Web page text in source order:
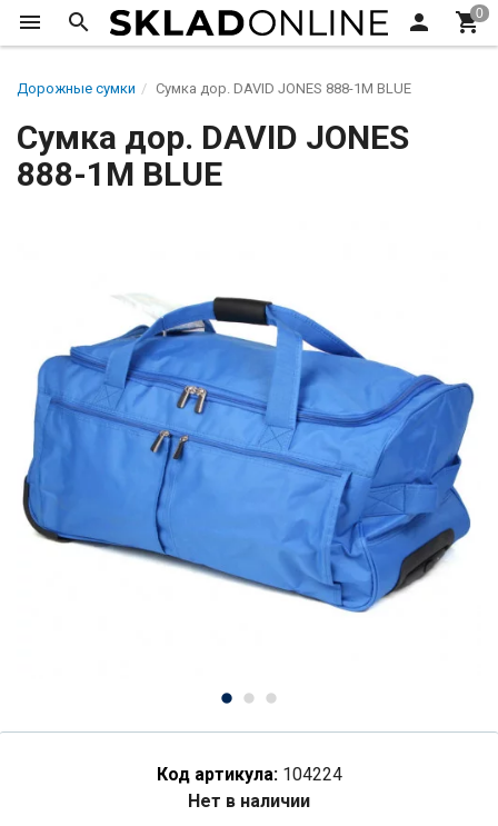
Дорожные сумки Сумка дор. DAVID JONES 888-1M BLUE
Сумка дор. DAVID JONES
888-1M BLUE
Код артикула: 104224
Нет в наличии